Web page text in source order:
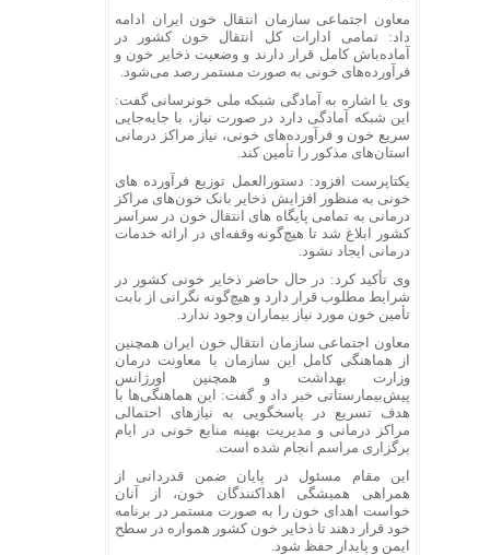
معاون اجتماعی سازمان انتقال خون ایران ادامه
داد: تمامی ادارات کل انتقال خون کشور در
آماده‌باش کامل قرار دارند و وضعیت ذخایر خون و
فرآورده‌های خونی به صورت مستمر رصد می‌شود.
وی با اشاره به آمادگی شبکه ملی خونرسانی گفت:
این شبکه آمادگی دارد در صورت نیاز، با جابه‌جایی
سریع خون و فرآورده‌های خونی، نیاز مراکز درمانی
استان‌های مذکور را تأمین کند.
یکتاپرست افزود: دستورالعمل توزیع فرآورده های
خونی به منظور افزایش ذخایر بانک خون‌های مراکز
درمانی به تمامی پایگاه های انتقال خون در سراسر
کشور ابلاغ شد تا هیچ‌گونه وقفه‌ای در ارائه خدمات
درمانی ایجاد نشود.
وی تأکید کرد: در حال حاضر ذخایر خونی کشور در
شرایط مطلوب قرار دارد و هیچ‌گونه نگرانی از بابت
تأمین خون مورد نیاز بیماران وجود ندارد.
معاون اجتماعی سازمان انتقال خون ایران همچنین
از هماهنگی کامل این سازمان با معاونت درمان
وزارت بهداشت و همچنین اورژانس
پیش‌بیمارستاتی خبر داد و گفت: این هماهنگی‌ها با
هدف تسریع در پاسخگویی به نیازهای احتمالی
مراکز درمانی و مدیریت بهینه منابع خونی در ایام
برگزاری مراسم انجام شده است.
این مقام مسئول در پایان ضمن قدردانی از
همراهی همیشگی اهداکنندگان خون، از آنان
خواست اهدای خون را به صورت مستمر در برنامه
خود قرار دهند تا ذخایر خون کشور همواره در سطح
ایمن و پایدار حفظ شود.